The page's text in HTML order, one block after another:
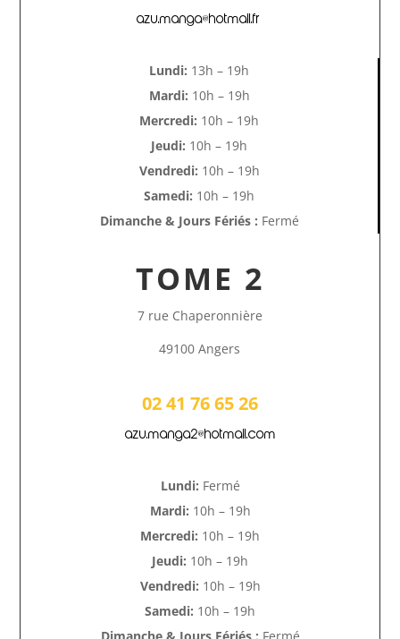
azu.manga@hotmail.fr
Lundi: 13h – 19h
Mardi: 10h – 19h
Mercredi: 10h – 19h
Jeudi: 10h – 19h
Vendredi: 10h – 19h
Samedi: 10h – 19h
Dimanche & Jours Fériés : Fermé
TOME 2
7 rue Chaperonnière
49100 Angers
02 41 76 65 26
azu.manga2@hotmail.com
Lundi: Fermé
Mardi: 10h – 19h
Mercredi: 10h – 19h
Jeudi: 10h – 19h
Vendredi: 10h – 19h
Samedi: 10h – 19h
Dimanche & Jours Fériés : Fermé